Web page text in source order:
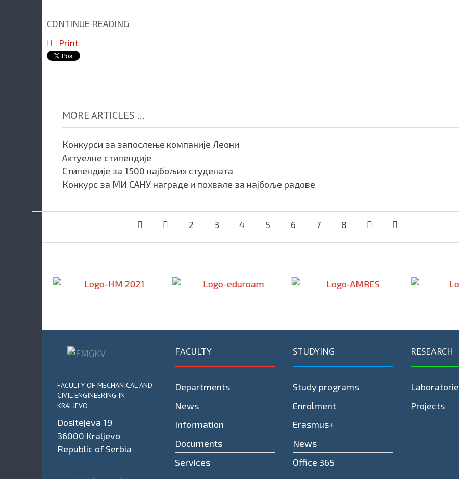
CONTINUE READING
Print
MORE ARTICLES ...
Конкурси за запослење компаније Леони
Актуелне стипендије
Стипендије за 1500 најбољих студената
Конкурс за МИ САНУ награде и похвале за најбоље радове
2 3 4 5 6 7 8
FACULTY OF MECHANICAL AND
CIVIL ENGINEERING IN
KRALJEVO
Dositejeva 19
36000 Kraljevo
Republic of Serbia
FACULTY
Departments
News
Information
Documents
Services
STUDYING
Study programs
Enrolment
Erasmus+
News
Оffice 365
RESEARCH
Projects